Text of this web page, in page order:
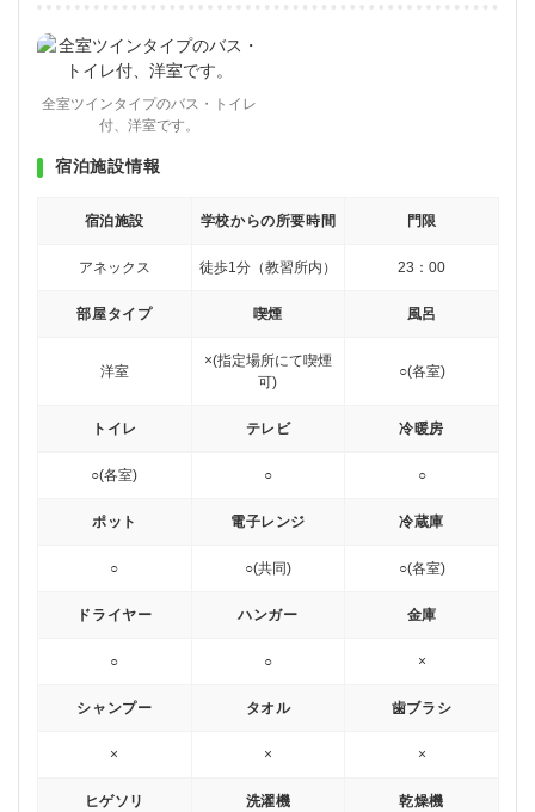
全室ツインタイプのバス・トイレ
付、洋室です。
宿泊施設情報
宿泊施設
アネックス
学校からの所要時間
徒歩1分（教習所内）
門限
23：00
部屋タイプ
洋室
喫煙
×(指定場所にて喫煙
可)
風呂
○(各室)
トイレ
○(各室)
テレビ
○
冷暖房
○
ポット
○
電子レンジ
○(共同)
冷蔵庫
○(各室)
ドライヤー
○
ハンガー
○
金庫
×
シャンプー
×
タオル
×
歯ブラシ
×
ヒゲソリ 洗濯機 乾燥機